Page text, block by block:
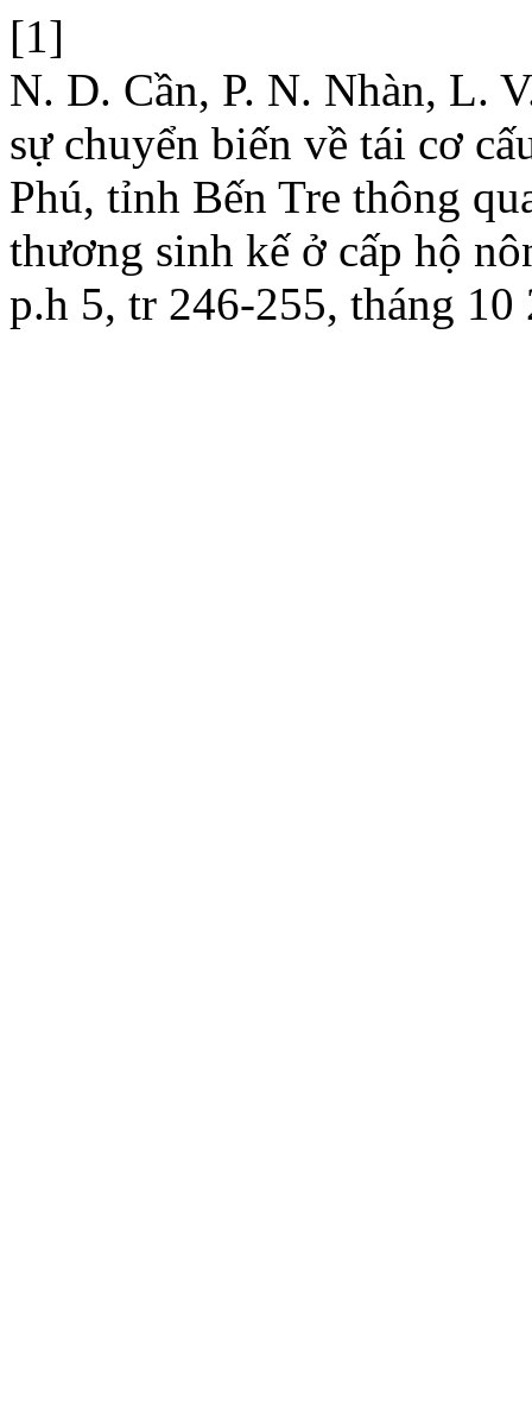
[1]
N. D. Cần, P. N. Nhàn, L.
sự chuyển biến về tái cơ
Phú, tỉnh Bến Tre thông
thương sinh kế ở cấp hộ
p.h 5, tr 246-255, tháng 10